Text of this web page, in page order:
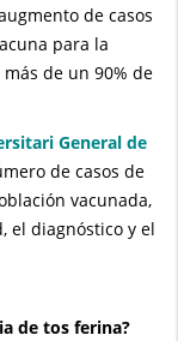
de casos
para la
de un 90% de
General de
de casos de
vacunada,
el diagnóstico y el
de tos ferina?